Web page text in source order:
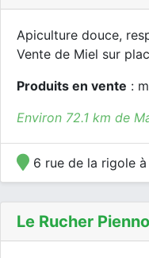
Apiculture douce,
Vente de Miel sur
Produits en vente :
Environ 72.1 km de
6 rue de la rigole
Le Rucher